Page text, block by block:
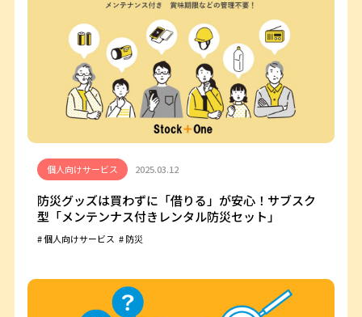
個人向けサービス 2025.03.12
防災グッズは買わずに「借りる」が安心！サブスク
型「メンテンナス付きレンタル防災セット」
個人向けサービス 防災